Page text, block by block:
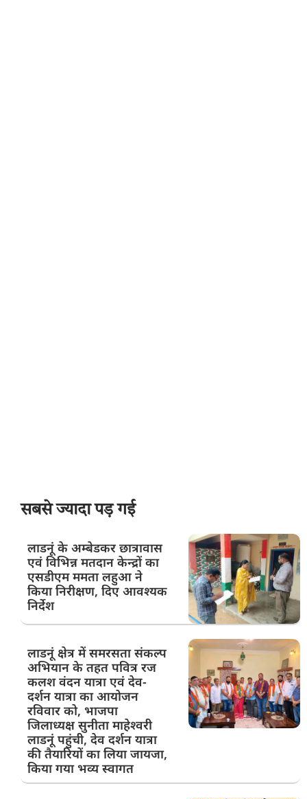
सबसे ज्यादा पड़ गई
लाडनूं के अम्बेडकर छात्रावास
एवं विभिन्न मतदान केन्द्रों का
एसडीएम ममता लहुआ ने
किया निरीक्षण, दिए आवश्यक
निर्देश
लाडनूं क्षेत्र में समरसता संकल्प
अभियान के तहत पवित्र रज
कलश वंदन यात्रा एवं देव-
दर्शन यात्रा का आयोजन
रविवार को, भाजपा
जिलाध्यक्ष सुनीता माहेश्वरी
लाडनूं पहुंची, देव दर्शन यात्रा
की तैयारियों का लिया जायजा,
किया गया भव्य स्वागत